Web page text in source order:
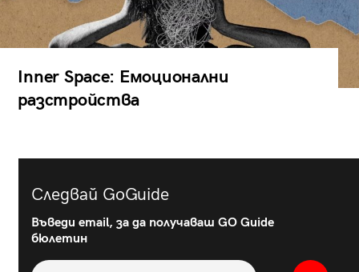
Inner Space: Емоционални
разстройства
Следвай GoGuide
Въведи email, за да получаваш GO Guide
бюлетин